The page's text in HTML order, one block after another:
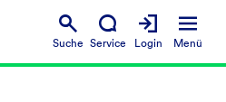
Suche Service Login Menü